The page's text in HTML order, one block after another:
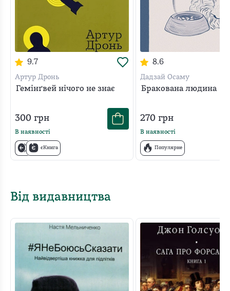
9.7
Артур Дронь
Гемінґвей нічого не знає
300 грн
В наявності
єКнига
8.6
Дадзай Осаму
Бракована людина
270грн
В наявності
Популярне
Від видавництва